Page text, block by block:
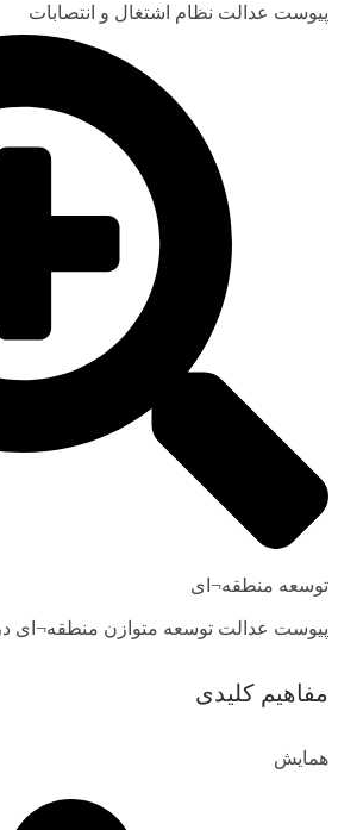
پیوست عدالت نظام اشتغال و انتصابات
توسعه منطقه¬ای
پیوست عدالت توسعه متوازن منطقه¬ای
مفاهیم کلیدی
همایش